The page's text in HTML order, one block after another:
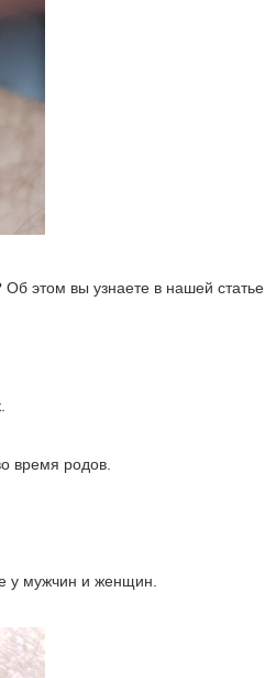
этом вы узнаете в нашей статье.
время родов.
у мужчин и женщин.